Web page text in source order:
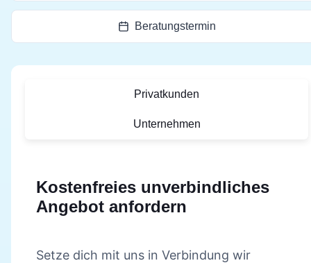
Beratungstermin
Privatkunden
Unternehmen
Kostenfreies unverbindliches
Angebot anfordern
Setze dich mit uns in Verbindung wir